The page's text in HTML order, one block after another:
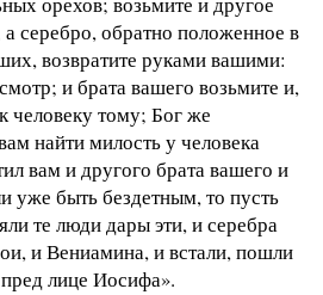
серебро, обратно положенное в
возвратите руками вашими:
и брата вашего возьмите и,
человеку тому; Бог же
найти милость у человека
вам и другого брата вашего и
уже быть бездетным, то пусть
те люди дары эти, и серебра
и Вениамина, и встали, пошли
лице Иосифа».